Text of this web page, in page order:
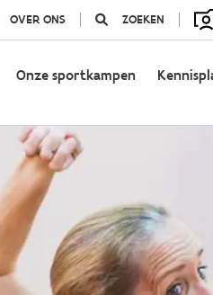
OVER ONS ZOEKEN
Onze sportkampen